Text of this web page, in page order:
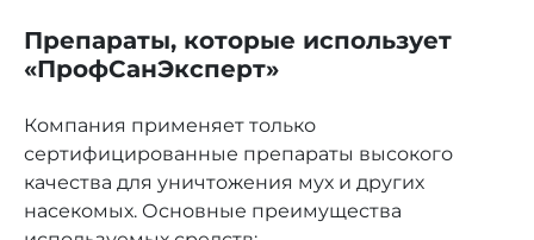
Препараты, которые использует
«ПрофСанЭксперт»
Компания применяет только
сертифицированные препараты высокого
качества для уничтожения мух и других
насекомых. Основные преимущества